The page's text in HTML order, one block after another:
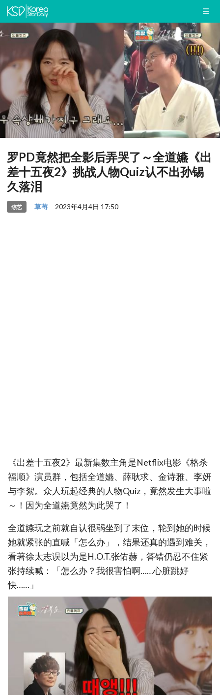
罗PD竟然把全影后弄哭了～全道嬿《出
差十五夜2》挑战人物Quiz认不出孙锡
久落泪
综艺 草莓 2023年4月4日 17:50
《出差十五夜2》最新集数主角是Netflix电影《格杀
福顺》演员群，包括全道嬿、薛耿求、金诗雅、李妍
与李絮。众人玩起经典的人物Quiz，竟然发生大事啦
～！因为全道嬿竟然为此哭了！
全道嬿玩之前就自认很弱坐到了末位，轮到她的时候
她就紧张的直喊「怎么办」，结果还真的遇到难关，
看著徐太志误以为是H.O.T.张佑赫，答错仍忍不住紧
张持续喊：「怎么办？我很害怕啊……心脏跳好
快……」